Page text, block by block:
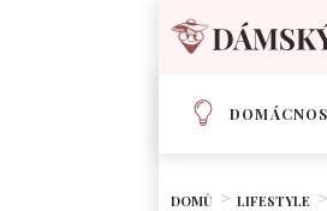
DOMŮ LIFESTYLE